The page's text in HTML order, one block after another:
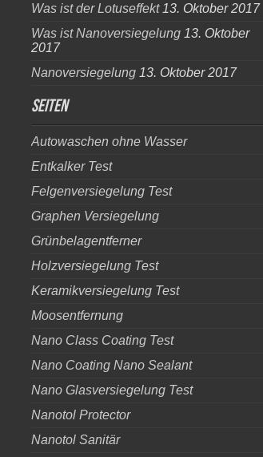
Was ist der Lotuseffekt 13. Oktober 2017
Was ist Nanoversiegelung 13. Oktober
2017
Nanoversiegelung 13. Oktober 2017
Seiten
Autowaschen ohne Wasser
Entkalker Test
Felgenversiegelung Test
Graphen Versiegelung
Grünbelagentferner
Holzversiegelung Test
Keramikversiegelung Test
Moosentfernung
Nano Class Coating Test
Nano Coating Nano Sealant
Nano Glasversiegelung Test
Nanotol Protector
Nanotol Sanitär